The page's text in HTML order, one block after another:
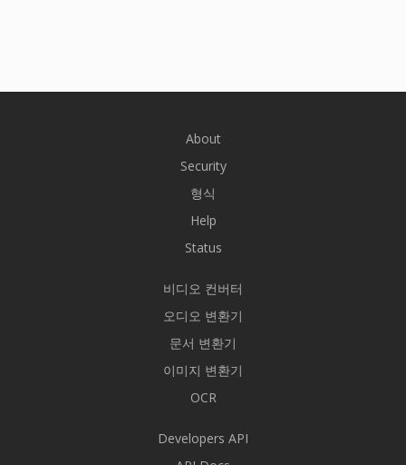
About
Security
형식
Help
Status
비디오 컨버터
오디오 변환기
문서 변환기
이미지 변환기
OCR
Developers API